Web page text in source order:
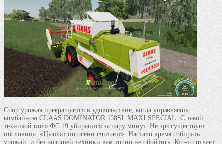
Сбор урожая превращается в удовольствие, когда управляешь
комбайном CLAAS DOMINATOR 108SL MAXI SPECIAL. C такой
техникой поля ФС 19 убираются за пару минут. Не зря существует
пословица: «Цыплят по осени считают». Настало время собирать
урожай, и без хорошей техники вам точно не обойтись. Кто-то отдаёт